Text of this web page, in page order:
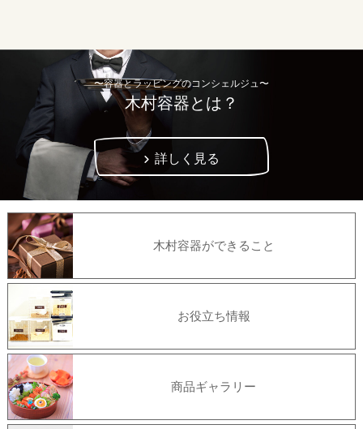
〜容器とラッピングのコンシェルジュ〜
木村容器とは？
詳しく見る
木村容器ができること
お役立ち情報
商品ギャラリー